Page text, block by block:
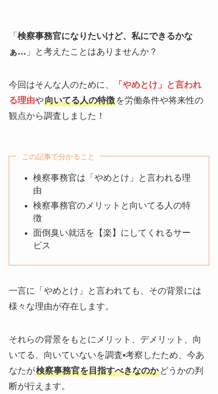
「 検察事務官になりたいけど、私にできるかな
ぁ… 」と考えたことはありませんか？
今回はそんな人のために、
「やめとけ」と言われ
る理由や向いてる人の特徴を労働条件や将来性の
観点から調査しました！
この記事で分かること
検察事務官は「やめとけ」と言われる理
由
検察事務官のメリットと向いてる人の特
徴
面倒臭い就活を【楽】にしてくれるサー
ビス
一言に「やめとけ」と言われても、その背景には
様々な理由が存在します。
それらの背景をもとにメリット、デメリット、向
いてる、向いていないを調査•考察したため、今あ
なたが検察事務官を目指すべきなのかどうかの判
断が行えます。